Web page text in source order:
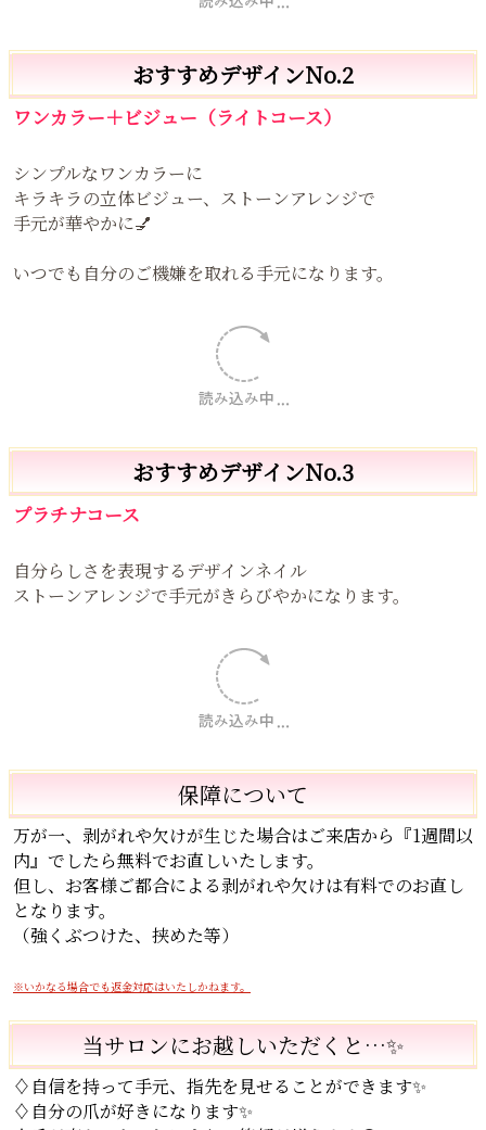
人気デザインであり、リピート率もNo.1
手元が一気に上品な仕上がりになります。
誰からも褒められる手元へ
おすすめデザインNo.2
ワンカラー＋ビジュー（ライトコース）
キラキラの立体ビジュー、ストーンアレンジで
手元が華やかに💅
いつでも自分のご機嫌を取れる手元になります。
自分らしさを表現するデザインネイル
ストーンアレンジで手元がきらびやかになります。